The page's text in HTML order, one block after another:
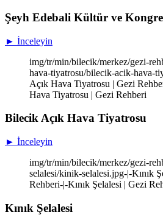
Şeyh Edebali Kültür ve
► İnceleyin
img/tr/min/bilecik/merkez/gezi-
hava-tiyatrosu/bilecik-acik-hava-
Açık Hava Tiyatrosu | Gezi
Hava Tiyatrosu | Gezi Rehberi
Bilecik Açık Hava Tiyatrosu
► İnceleyin
img/tr/min/bilecik/merkez/gezi-
selalesi/kinik-selalesi.jpg-|-Kınık
Rehberi-|-Kınık Şelalesi | Gezi
Kınık Şelalesi